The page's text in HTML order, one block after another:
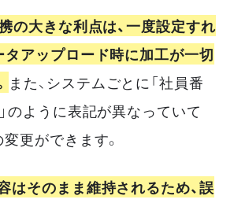
の大きな利点は、一度設定すれ
タアップロード時に加工が一切
また、システムごとに「社員番
のように表記が異なっていて
更ができます。
はそのまま維持されるため、誤